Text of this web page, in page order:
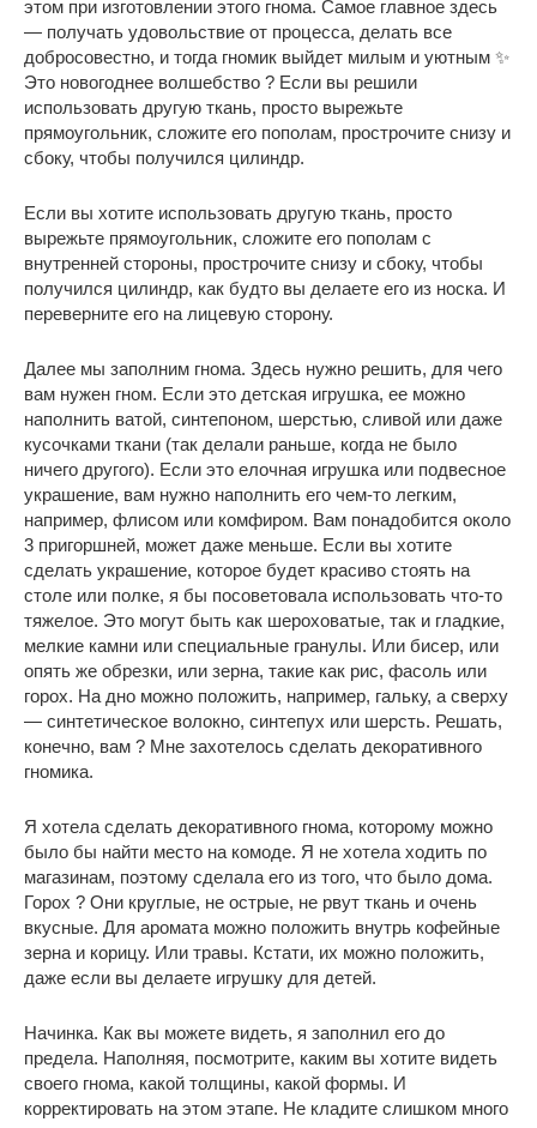
этом при изготовлении этого гнома. Самое главное здесь
— получать удовольствие от процесса, делать все
добросовестно, и тогда гномик выйдет милым и уютным ✨
Это новогоднее волшебство ? Если вы решили
использовать другую ткань, просто вырежьте
прямоугольник, сложите его пополам, прострочите снизу и
сбоку, чтобы получился цилиндр.
Если вы хотите использовать другую ткань, просто
вырежьте прямоугольник, сложите его пополам с
внутренней стороны, прострочите снизу и сбоку, чтобы
получился цилиндр, как будто вы делаете его из носка. И
переверните его на лицевую сторону.
Далее мы заполним гнома. Здесь нужно решить, для чего
вам нужен гном. Если это детская игрушка, ее можно
наполнить ватой, синтепоном, шерстью, сливой или даже
кусочками ткани (так делали раньше, когда не было
ничего другого). Если это елочная игрушка или подвесное
украшение, вам нужно наполнить его чем-то легким,
например, флисом или комфиром. Вам понадобится около
3 пригоршней, может даже меньше. Если вы хотите
сделать украшение, которое будет красиво стоять на
столе или полке, я бы посоветовала использовать что-то
тяжелое. Это могут быть как шероховатые, так и гладкие,
мелкие камни или специальные гранулы. Или бисер, или
опять же обрезки, или зерна, такие как рис, фасоль или
горох. На дно можно положить, например, гальку, а сверху
— синтетическое волокно, синтепух или шерсть. Решать,
конечно, вам ? Мне захотелось сделать декоративного
гномика.
Я хотела сделать декоративного гнома, которому можно
было бы найти место на комоде. Я не хотела ходить по
магазинам, поэтому сделала его из того, что было дома.
Горох ? Они круглые, не острые, не рвут ткань и очень
вкусные. Для аромата можно положить внутрь кофейные
зерна и корицу. Или травы. Кстати, их можно положить,
даже если вы делаете игрушку для детей.
Начинка. Как вы можете видеть, я заполнил его до
предела. Наполняя, посмотрите, каким вы хотите видеть
своего гнома, какой толщины, какой формы. И
корректировать на этом этапе. Не кладите слишком много